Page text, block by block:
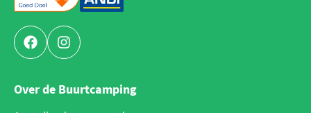
FacebookInstagram
Over de Buurtcamping